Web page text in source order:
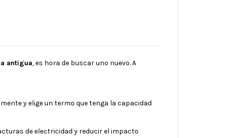
antigua, es hora de buscar uno nuevo. A
y elige un termo que tenga la capacidad
de electricidad y reducir el impacto